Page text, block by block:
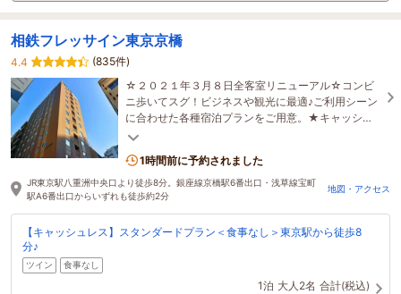
相鉄フレッサイン東京京橋
4.4
(835件)
☆２０２１年３月８日全客室リニューアル☆コンビ
ニ歩いてスグ！ビジネスや観光に最適♪ご利用シーン
に合わせた各種宿泊プランをご用意。★キャッシュ
レス決済限定ホテル ※現金はご利用いただけません
1時間前に予約されました
JR東京駅八重洲中央口より徒歩8分。銀座線京橋駅6番出口・浅草線宝町
駅A6番出口からいずれも徒歩約2分
地図・アクセス
【キャッシュレス】スタンダードプラン＜食事なし＞東京駅から徒歩8
分♪
ツイン 食事なし
1泊 大人2名 合計(税込)